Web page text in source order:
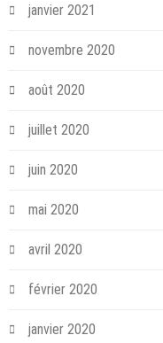
janvier 2021
novembre 2020
août 2020
juillet 2020
juin 2020
mai 2020
avril 2020
février 2020
janvier 2020